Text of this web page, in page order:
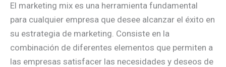
El marketing mix es una herramienta fundamental
para cualquier empresa que desee alcanzar el éxito en
su estrategia de marketing. Consiste en la
combinación de diferentes elementos que permiten a
las empresas satisfacer las necesidades y deseos de